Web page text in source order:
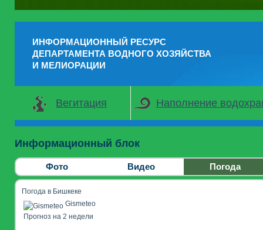
ИНФОРМАЦИОННЫЙ РЕСУРС
ДЕПАРТАМЕНТА ВОДНОГО ХОЗЯЙСТВА
И МЕЛИОРАЦИИ
Вегитация Наполнение
Информационный блок
Фото Видео Погода
Погода в Бишкеке
Gismeteo
Прогноз на 2 недели